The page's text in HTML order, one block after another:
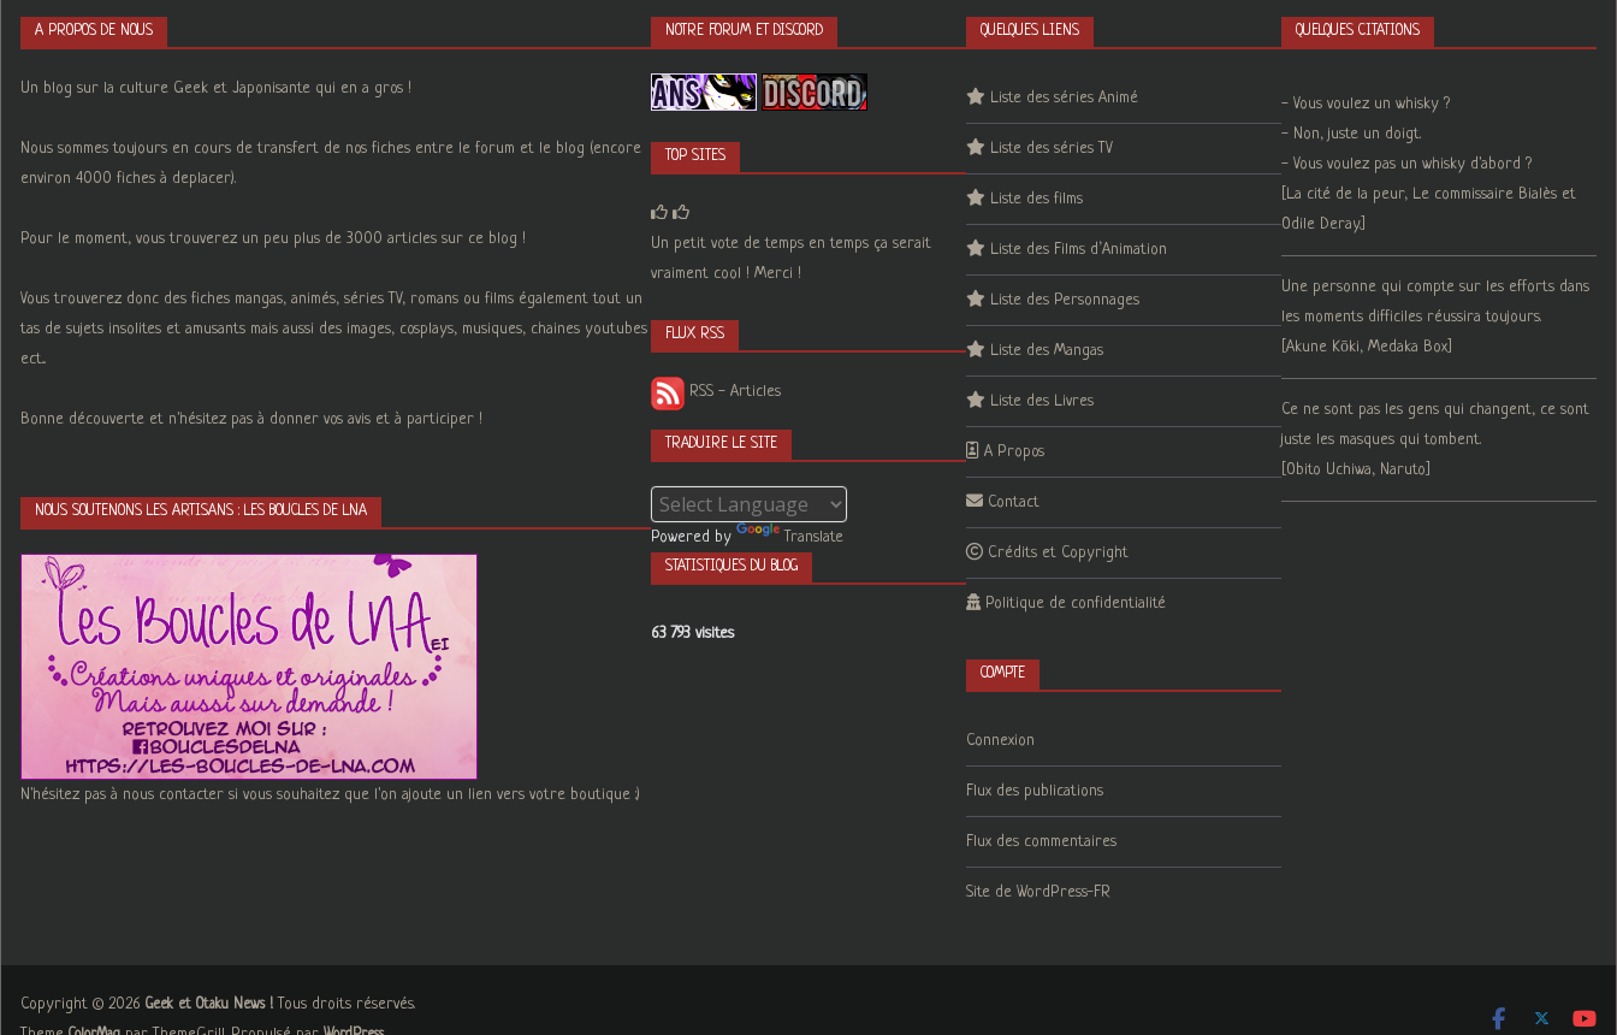
A PROPOS DE NOUS
Un blog sur la culture Geek et Japonisante qui en a gros !
Nous sommes toujours en cours de transfert de nos fiches entre le forum et le blog (encore
environ 4000 fiches à deplacer).
Pour le moment, vous trouverez un peu plus de 3000 articles sur ce blog !
Vous trouverez donc des fiches mangas, animés, séries TV, romans ou films également tout un
tas de sujets insolites et amusants mais aussi des images, cosplays, musiques, chaines youtubes
ect...
Bonne découverte et n'hésitez pas à donner vos avis et à participer !
NOUS SOUTENONS LES ARTISANS : LES BOUCLES DE LNA
N'hésitez pas à nous contacter si vous souhaitez que l'on ajoute un lien vers votre boutique :)
NOTRE FORUM ET DISCORD
TOP SITES
Un petit vote de temps en temps ça serait
vraiment cool ! Merci !
FLUX RSS
RSS - Articles
TRADUIRE LE SITE
Powered by Translate
STATISTIQUES DU BLOG
63 793 visites
QUELQUES LIENS
Liste des séries Animé
Liste des séries TV
Liste des films
Liste des Films d’Animation
Liste des Personnages
Liste des Mangas
Liste des Livres
A Propos
Contact
Crédits et Copyright
Politique de confidentialité
COMPTE
Connexion
Flux des publications
Flux des commentaires
Site de WordPress-FR
QUELQUES CITATIONS
- Vous voulez un whisky ?
- Non, juste un doigt.
- Vous voulez pas un whisky d'abord ?
[La cité de la peur, Le commissaire Bialès et
Odile Deray.]
Une personne qui compte sur les efforts dans
les moments difficiles réussira toujours.
[Akune Kōki, Medaka Box]
Ce ne sont pas les gens qui changent, ce sont
juste les masques qui tombent.
[Obito Uchiwa, Naruto]
Copyright © 2026 Geek et Otaku News !. Tous droits réservés.